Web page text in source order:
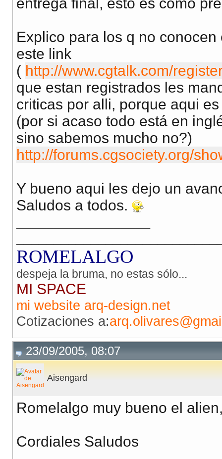
entrega final, esto es como
Explico para los q no
este link
( http://www.cgtalk.com/
que estan registrados les
criticas por alli, porque aqui
(por si acaso todo está en
sino sabemos mucho no?)
http://forums.cgsociety.org/
Y bueno aqui les dejo un
Saludos a todos.
ROMELALGO
despeja la bruma, no estas sólo...
MI SPACE
mi website arq-design.net
Cotizaciones a:
23/09/2005, 08:07
Aisengard
Romelalgo muy bueno el
Cordiales Saludos